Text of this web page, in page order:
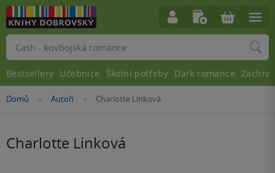
Nacházíte
Domů »Autoři »
Charlotte Linková
Charlotte Linková
Vyhledávání
Bestsellery Učebnice Školní potřeby Dark romance